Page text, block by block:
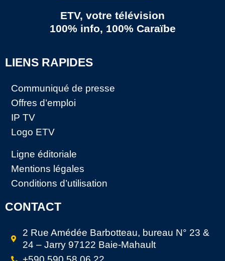
ETV, votre télévision
100% info, 100% Caraïbe
LIENS RAPIDES
Communiqué de presse
Offres d’emploi
IP TV
Logo ETV
Ligne éditoriale
Mentions légales
Conditions d’utilisation
CONTACT
2 Rue Amédée Barbotteau, bureau N° 23 &
24 – Jarry 97122 Baie-Mahault